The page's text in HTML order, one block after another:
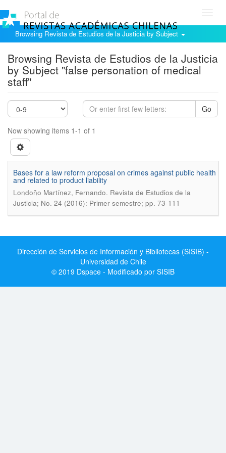
Browsing Revista de Estudios de la Justicia by Subject
Browsing Revista de Estudios de la Justicia
by Subject "false personation of medical
staff"
Go
Now showing items 1-1 of 1
Bases for a law reform proposal on crimes against public health
and related to product liability
Londoño Martínez, Fernando. Revista de Estudios de la
Justicia; No. 24 (2016): Primer semestre; pp. 73-111
Dirección de Servicios de Información y Bibliotecas (SISIB) -
Universidad de Chile
© 2019 Dspace - Modificado por SISIB